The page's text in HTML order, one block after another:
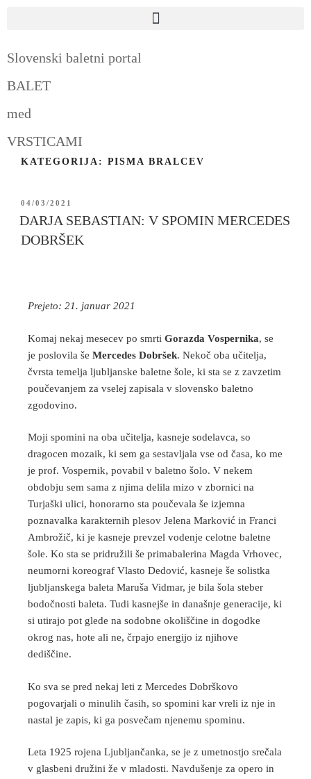
Slovenski baletni portal
BALET
med
VRSTICAMI
KATEGORIJA: PISMA BRALCEV
04/03/2021
DARJA SEBASTIAN: V SPOMIN MERCEDES
DOBRŠEK
Prejeto: 21. januar 2021
Komaj nekaj mesecev po smrti Gorazda Vospernika, se
je poslovila še Mercedes Dobršek. Nekoč oba učitelja,
čvrsta temelja ljubljanske baletne šole, ki sta se z zavzetim
poučevanjem za vselej zapisala v slovensko baletno
zgodovino.
Moji spomini na oba učitelja, kasneje sodelavca, so
dragocen mozaik, ki sem ga sestavljala vse od časa, ko me
je prof. Vospernik, povabil v baletno šolo. V nekem
obdobju sem sama z njima delila mizo v zbornici na
Turjaški ulici, honorarno sta poučevala še izjemna
poznavalka karakternih plesov Jelena Marković in Franci
Ambrožič, ki je kasneje prevzel vodenje celotne baletne
šole. Ko sta se pridružili še primabalerina Magda Vrhovec,
neumorni koreograf Vlasto Dedović, kasneje še solistka
ljubljanskega baleta Maruša Vidmar, je bila šola steber
bodočnosti baleta. Tudi kasnejše in današnje generacije, ki
si utirajo pot glede na sodobne okoliščine in dogodke
okrog nas, hote ali ne, črpajo energijo iz njihove
dediščine.
Ko sva se pred nekaj leti z Mercedes Dobrškovo
pogovarjali o minulih časih, so spomini kar vreli iz nje in
nastal je zapis, ki ga posvečam njenemu spominu.
Leta 1925 rojena Ljubljančanka, se je z umetnostjo srečala
v glasbeni družini že v mladosti. Navdušenje za opero in